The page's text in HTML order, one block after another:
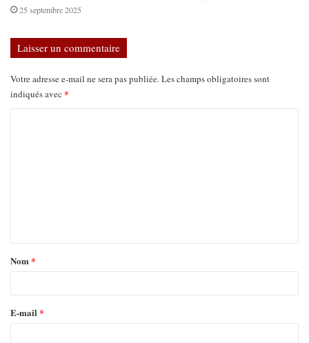
25 septembre 2025
Laisser un commentaire
Votre adresse e-mail ne sera pas publiée.Les champs obligatoires sont
indiqués avec *
Nom*
E-mail *